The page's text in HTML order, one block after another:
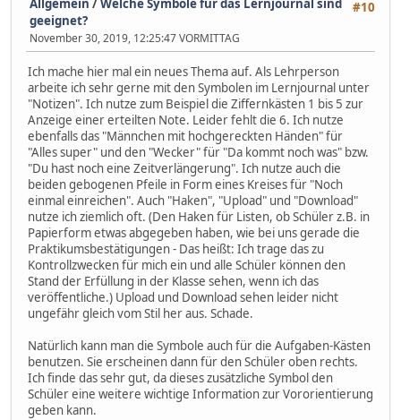
#10
Allgemein /Welche Symbole für das Lernjournal sind
geeignet?
November 30, 2019, 12:25:47 VORMITTAG
Ich mache hier mal ein neues Thema auf. Als Lehrperson
arbeite ich sehr gerne mit den Symbolen im Lernjournal unter
"Notizen". Ich nutze zum Beispiel die Ziffernkästen 1 bis 5 zur
Anzeige einer erteilten Note. Leider fehlt die 6. Ich nutze
ebenfalls das "Männchen mit hochgereckten Händen" für
"Alles super" und den "Wecker" für "Da kommt noch was" bzw.
"Du hast noch eine Zeitverlängerung". Ich nutze auch die
beiden gebogenen Pfeile in Form eines Kreises für "Noch
einmal einreichen". Auch "Haken", "Upload" und "Download"
nutze ich ziemlich oft. (Den Haken für Listen, ob Schüler z.B. in
Papierform etwas abgegeben haben, wie bei uns gerade die
Praktikumsbestätigungen - Das heißt: Ich trage das zu
Kontrollzwecken für mich ein und alle Schüler können den
Stand der Erfüllung in der Klasse sehen, wenn ich das
veröffentliche.) Upload und Download sehen leider nicht
ungefähr gleich vom Stil her aus. Schade.
Natürlich kann man die Symbole auch für die Aufgaben-Kästen
benutzen. Sie erscheinen dann für den Schüler oben rechts.
Ich finde das sehr gut, da dieses zusätzliche Symbol den
Schüler eine weitere wichtige Information zur Vororientierung
geben kann.